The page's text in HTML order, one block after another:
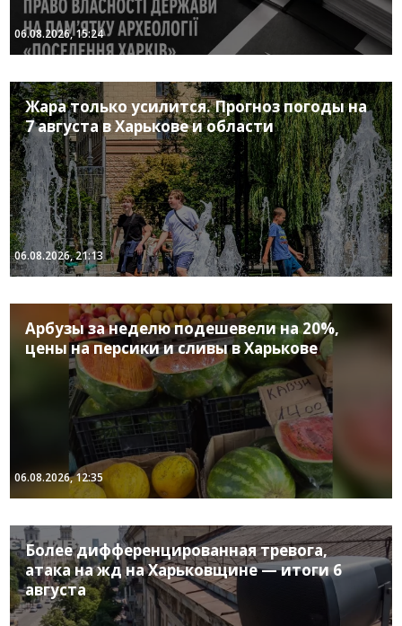
06.08.2026, 15:24
Жара только усилится. Прогноз погоды на
7 августа в Харькове и области
06.08.2026, 21:13
Арбузы за неделю подешевели на 20%,
цены на персики и сливы в Харькове
06.08.2026, 12:35
Более дифференцированная тревога,
атака на жд на Харьковщине — итоги 6
августа